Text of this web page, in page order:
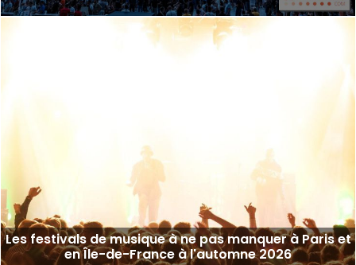
Les festivals de musique à ne pas manquer à Paris et
en Île-de-France à l'automne 2026